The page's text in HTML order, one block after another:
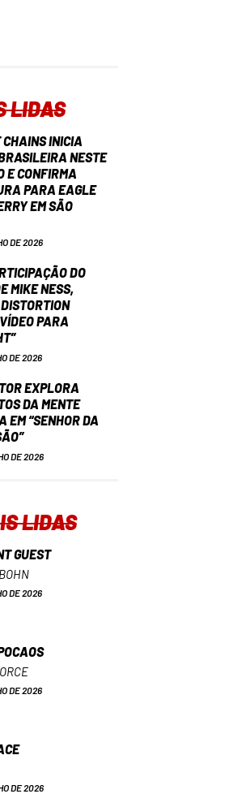
LIDAS
INICIA
NESTE
E CONFIRMA
PARA EAGLE
EM SÃO
DE 2026
DO
MIKE NESS,
PARA
DE 2026
EXPLORA
DA MENTE
EM “SENHOR DA
DE 2026
LIDAS
GUEST
DE 2026
DE 2026
DE 2026